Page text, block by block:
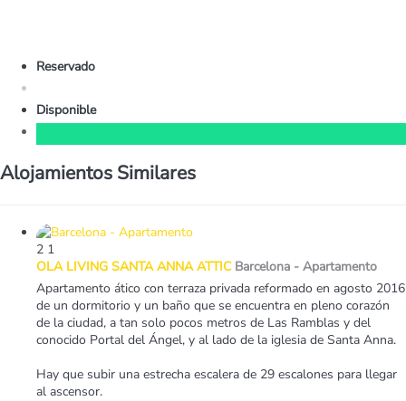
Reservado
Disponible
Alojamientos Similares
2 1
OLA LIVING SANTA ANNA ATTIC Barcelona - Apartamento
Apartamento ático con terraza privada reformado en agosto 2016
de un dormitorio y un baño que se encuentra en pleno corazón
de la ciudad, a tan solo pocos metros de Las Ramblas y del
conocido Portal del Ángel, y al lado de la iglesia de Santa Anna.
Hay que subir una estrecha escalera de 29 escalones para llegar
al ascensor.